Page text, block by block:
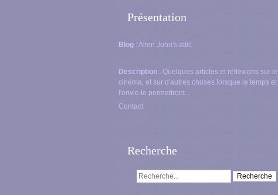
Présentation
Blog : Allen John's attic
Description : Quelques articles et réflexions sur le
cinéma, et sur d'autres choses lorsque le temps et
l'envie le permettront...
Contact
Recherche